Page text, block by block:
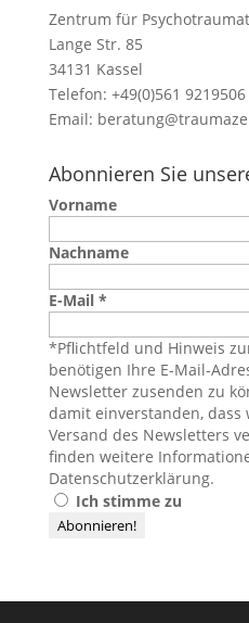
Zentrum für
Lange Str. 85
34131 Kassel
Telefon: +49(0)561 9219506
Email:
Abonnieren Sie
Vorname
Nachname
E-Mail *
*Pflichtfeld und Hinweis
benötigen Ihre E-Mail-
Newsletter zusenden zu
damit einverstanden, dass
Versand des Newsletters
finden weitere
Datenschutzerklärung.
Ich stimme zu